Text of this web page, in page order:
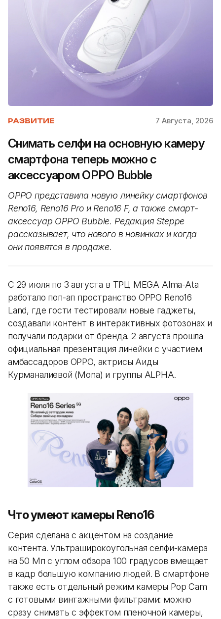
РАЗВИТИЕ 7 Августа, 2026
Снимать селфи на основную камеру
смартфона теперь можно с
аксессуаром OPPO Bubble
OPPO представила новую линейку смартфонов
Reno16, Reno16 Pro и Reno16 F, а также смарт-
аксессуар OPPO Bubble. Редакция Steppe
рассказывает, что нового в новинках и когда
они появятся в продаже.
С 29 июля по 3 августа в ТРЦ MEGA Alma-Ata
работало поп-ап пространство OPPO Reno16
Land, где гости тестировали новые гаджеты,
создавали контент в интерактивных фотозонах и
получали подарки от бренда. 2 августа прошла
официальная презентация линейки с участием
амбассадоров OPPO, актрисы Аиды
Курманалиевой (Mona) и группы ALPHA.
Что умеют камеры Reno16
Серия сделана с акцентом на создание
контента. Ультраширокоугольная селфи-камера
на 50 Мп с углом обзора 100 градусов вмещает
в кадр большую компанию людей. В смартфоне
также есть отдельный режим камеры Pop Cam
с готовыми винтажными фильтрами: можно
сразу снимать с эффектом пленочной камеры,